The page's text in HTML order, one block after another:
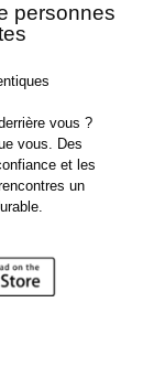
personnes
vous ?
vous. Des
et les
un